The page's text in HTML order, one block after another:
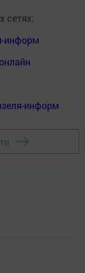
сетях:
информ
информ